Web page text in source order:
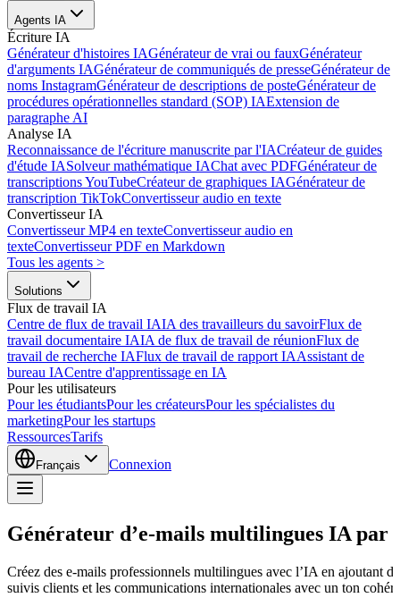
Agents IA
Écriture IA
Générateur d'histoires IAGénérateur de vrai ou fauxGénérateur
d'arguments IAGénérateur de communiqués de presseGénérateur de
noms InstagramGénérateur de descriptions de posteGénérateur de
procédures opérationnelles standard (SOP) IAExtension de
paragraphe AI
Analyse IA
Reconnaissance de l'écriture manuscrite par l'IACréateur de guides
d'étude IASolveur mathématique IAChat avec PDFGénérateur de
transcriptions YouTubeCréateur de graphiques IAGénérateur de
transcription TikTokConvertisseur audio en texte
Convertisseur IA
Convertisseur MP4 en texteConvertisseur audio en
texteConvertisseur PDF en Markdown
Tous les agents >
Solutions
Flux de travail IA
Centre de flux de travail IAIA des travailleurs du savoirFlux de
travail documentaire IAIA de flux de travail de réunionFlux de
travail de recherche IAFlux de travail de rapport IAAssistant de
bureau IACentre d'apprentissage en IA
Pour les utilisateurs
Pour les étudiantsPour les créateursPour les spécialistes du
marketingPour les startups
RessourcesTarifs
Français Connexion
Générateur d’e-mails multilingues IA par
Créez des e-mails professionnels multilingues avec l’IA en ajoutant
suivis clients et les communications internationales avec un ton